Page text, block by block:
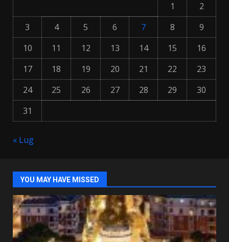
1
2
3
4 5 6 7 8
9
10
11 12 13 14 15
16
17
18 19 20 21 22
23
24
25 26 27 28 29
30
31
« Lug
YOU MAY HAVE MISSED